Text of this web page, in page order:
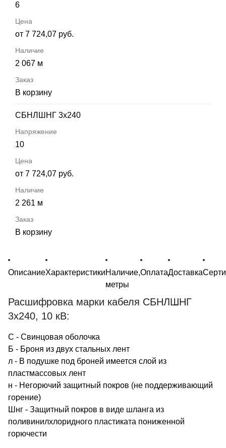
6
от 7 724,07 руб.
2 067 м
В корзину
СБНЛШНГ 3х240
10
от 7 724,07 руб.
2 261 м
В корзину
ОписаниеХарактеристикиНаличие,
метры
ОплатаДоставка
Расшифровка марки кабеля СБНЛШНГ
3х240, 10 кВ:
С - Свинцовая оболочка
Б - Броня из двух стальных лент
л - В подушке под броней имеется слой из
пластмассовых лент
н - Негорючий защитный покров (не поддерживающий
горение)
Шнг - Защитный покров в виде шланга из
поливинилхлоридного пластиката пониженной
горючести